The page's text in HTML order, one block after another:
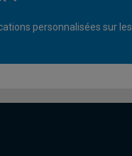
personnalisées sur les